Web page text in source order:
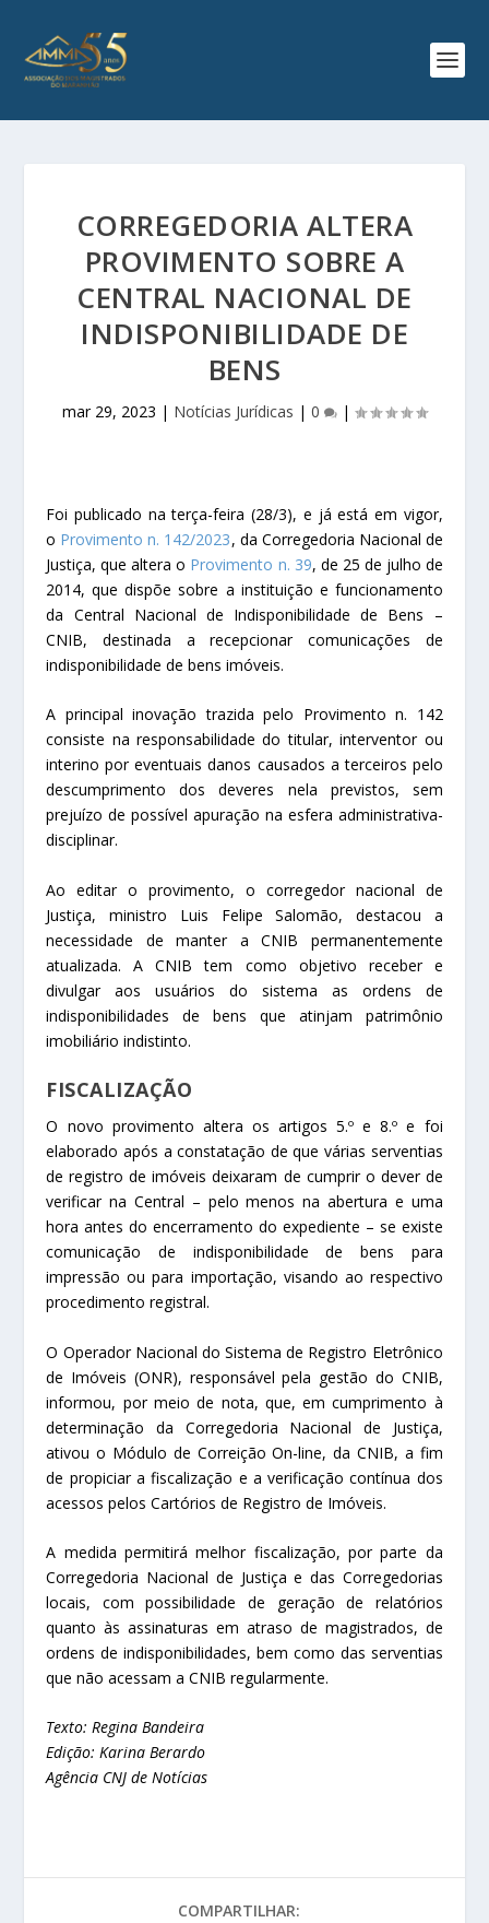
CORREGEDORIA ALTERA
PROVIMENTO SOBRE A
CENTRAL NACIONAL DE
INDISPONIBILIDADE DE
BENS
mar 29, 2023 | Notícias Jurídicas | 0 |
Foi publicado na terça-feira (28/3), e já está em vigor,
o Provimento n. 142/2023, da Corregedoria Nacional de
Justiça, que altera o Provimento n. 39, de 25 de julho de
2014, que dispõe sobre a instituição e funcionamento
da Central Nacional de Indisponibilidade de Bens –
CNIB, destinada a recepcionar comunicações de
indisponibilidade de bens imóveis.
A principal inovação trazida pelo Provimento n. 142
consiste na responsabilidade do titular, interventor ou
interino por eventuais danos causados a terceiros pelo
descumprimento dos deveres nela previstos, sem
prejuízo de possível apuração na esfera administrativa-
disciplinar.
Ao editar o provimento, o corregedor nacional de
Justiça, ministro Luis Felipe Salomão, destacou a
necessidade de manter a CNIB permanentemente
atualizada. A CNIB tem como objetivo receber e
divulgar aos usuários do sistema as ordens de
indisponibilidades de bens que atinjam patrimônio
imobiliário indistinto.
FISCALIZAÇÃO
O novo provimento altera os artigos 5.º e 8.º e foi
elaborado após a constatação de que várias serventias
de registro de imóveis deixaram de cumprir o dever de
verificar na Central – pelo menos na abertura e uma
hora antes do encerramento do expediente – se existe
comunicação de indisponibilidade de bens para
impressão ou para importação, visando ao respectivo
procedimento registral.
O Operador Nacional do Sistema de Registro Eletrônico
de Imóveis (ONR), responsável pela gestão do CNIB,
informou, por meio de nota, que, em cumprimento à
determinação da Corregedoria Nacional de Justiça,
ativou o Módulo de Correição On-line, da CNIB, a fim
de propiciar a fiscalização e a verificação contínua dos
acessos pelos Cartórios de Registro de Imóveis.
A medida permitirá melhor fiscalização, por parte da
Corregedoria Nacional de Justiça e das Corregedorias
locais, com possibilidade de geração de relatórios
quanto às assinaturas em atraso de magistrados, de
ordens de indisponibilidades, bem como das serventias
que não acessam a CNIB regularmente.
Texto: Regina Bandeira
Edição: Karina Berardo
Agência CNJ de Notícias
COMPARTILHAR: